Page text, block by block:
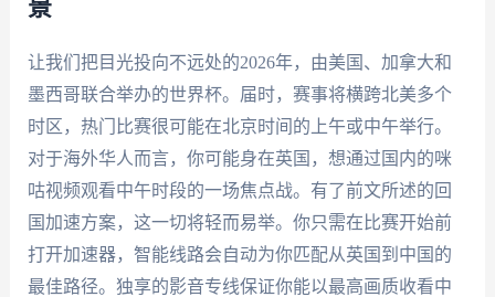
景
让我们把目光投向不远处的2026年，由美国、加拿大和
墨西哥联合举办的世界杯。届时，赛事将横跨北美多个
时区，热门比赛很可能在北京时间的上午或中午举行。
对于海外华人而言，你可能身在英国，想通过国内的咪
咕视频观看中午时段的一场焦点战。有了前文所述的回
国加速方案，这一切将轻而易举。你只需在比赛开始前
打开加速器，智能线路会自动为你匹配从英国到中国的
最佳路径。独享的影音专线保证你能以最高画质收看中